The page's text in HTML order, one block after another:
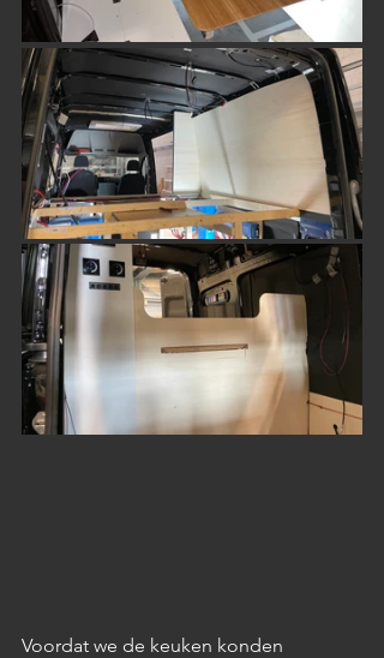
Voordat we de keuken konden